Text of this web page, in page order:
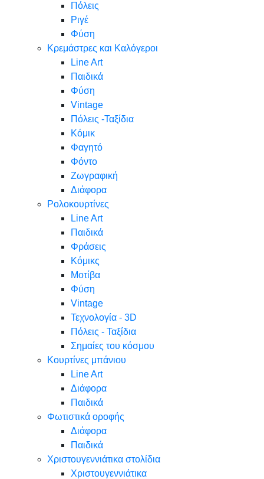
Πόλεις
Ριγέ
Φύση
Κρεμάστρες και Καλόγεροι
Line Art
Παιδικά
Φύση
Vintage
Πόλεις -Ταξίδια
Κόμικ
Φαγητό
Φόντο
Ζωγραφική
Διάφορα
Ρολοκουρτίνες
Line Art
Παιδικά
Φράσεις
Κόμικς
Μοτίβα
Φύση
Vintage
Τεχνολογία - 3D
Πόλεις - Ταξίδια
Σημαίες του κόσμου
Κουρτίνες μπάνιου
Line Art
Διάφορα
Παιδικά
Φωτιστικά οροφής
Διάφορα
Παιδικά
Χριστουγεννιάτικα στολίδια
Χριστουγεννιάτικα